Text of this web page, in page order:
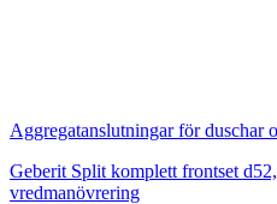
Aggregatanslutningar för duschar
Geberit Split komplett frontset
vredmanövrering